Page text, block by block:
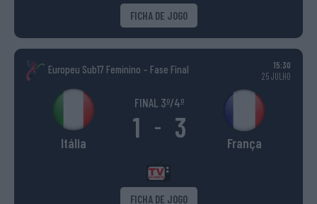
FICHA DE JOGO
Europeu Sub17 Feminino – Fase Final
15:30
25 JULHO
Itália
FINAL 3º/4º
1 - 3 França
FICHA DE JOGO